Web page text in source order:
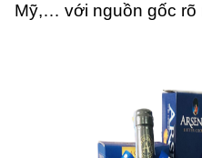
Mỹ,… với nguồn gốc rõ